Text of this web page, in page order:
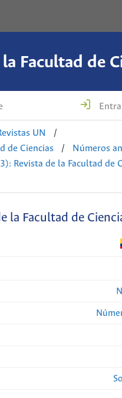
Facultad de
UN
/
de Ciencias
/
Números
Revista de la Facultad de
la Facultad de